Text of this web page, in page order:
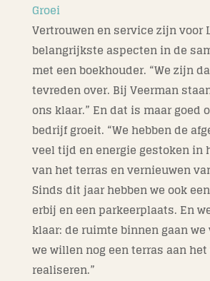
Groei
Vertrouwen en service zijn voor
belangrijkste aspecten in de
met een boekhouder. “We zijn
tevreden over. Bij Veerman
ons klaar.” En dat is maar goed
bedrijf groeit. “We hebben de
veel tijd en energie gestoken in
van het terras en vernieuwen
Sinds dit jaar hebben we ook
erbij en een parkeerplaats. En
klaar: de ruimte binnen gaan
we willen nog een terras aan
realiseren.”